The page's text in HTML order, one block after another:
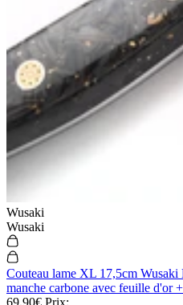
Wusaki
Wusaki
Couteau lame XL 17,5cm
manche carbone avec feuille d'or
69,90€ Prix: